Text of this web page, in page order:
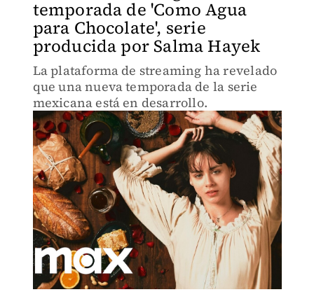
temporada de 'Como Agua
para Chocolate', serie
producida por Salma Hayek
La plataforma de streaming ha revelado
que una nueva temporada de la serie
mexicana está en desarrollo.